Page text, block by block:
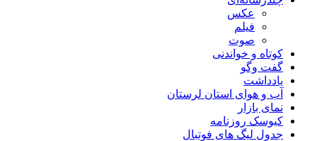
عكس
فیلم
صوت
کوتاه و خواندنی
گفت وگو
یادداشت
آب و هوای استان لرستان
نمای بازار
کیوسک روزنامه
جدول لیگ های فوتبال